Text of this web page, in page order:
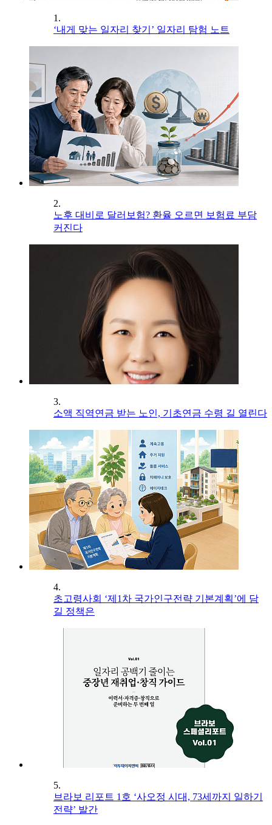
1.
‘내게 맞는 일자리 찾기’ 일자리 탐험 노트
2.
노후 대비로 달러보험? 환율 오르면 보험료 부담
커진다
3.
소액 직역연금 받는 노인, 기초연금 수령 길 열린다
4.
초고령사회 ‘제1차 국가인구전략 기본계획’에 담
길 정책은
5.
브라보 리포트 1호 ‘사오정 시대, 73세까지 일하기
전략’ 발간